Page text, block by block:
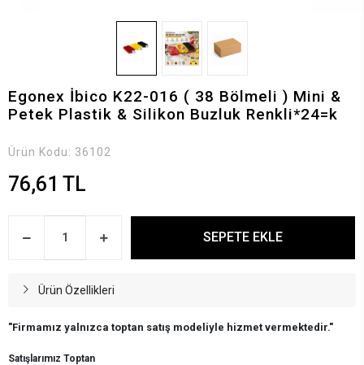
Egonex İbico K22-016 ( 38 Bölmeli ) Mini &
Petek Plastik & Silikon Buzluk Renkli*24=k
Ürün Kodu: 36102
76,61 TL
SEPETE EKLE
Ürün Özellikleri
"Firmamız yalnızca toptan satış modeliyle hizmet vermektedir."
Satışlarımız Toptan